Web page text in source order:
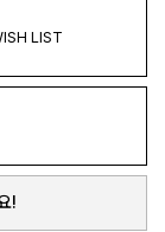
LIST
!